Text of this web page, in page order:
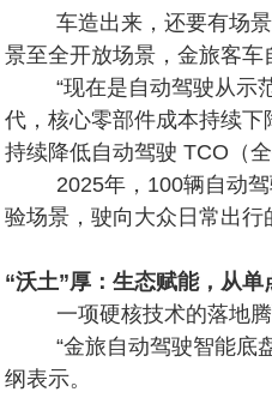
车造出来，还要有场
景至全开放场景，金旅客
“现在是自动驾驶从示
代，核心零部件成本持续
持续降低自动驾驶 TCO（
2025年，100辆自动
验场景，驶向大众日常出行
“沃土”厚：生态赋能，从
一项硬核技术的落地
“金旅自动驾驶智能底
纲表示。